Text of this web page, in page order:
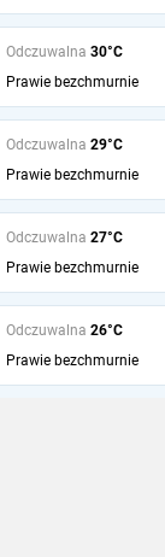
Odczuwalna 30°C
Prawie bezchmurnie
Odczuwalna 29°C
Prawie bezchmurnie
Odczuwalna 27°C
Prawie bezchmurnie
Odczuwalna 26°C
Prawie bezchmurnie